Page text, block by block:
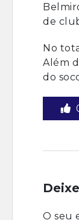
de
No
Além
do
O seu